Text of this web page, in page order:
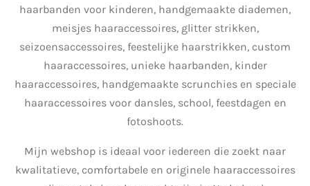
haarbanden voor kinderen, handgemaakte diademen,
meisjes haaraccessoires, glitter strikken,
seizoensaccessoires, feestelijke haarstrikken, custom
haaraccessoires, unieke haarbanden, kinder
haaraccessoires, handgemaakte scrunchies en speciale
haaraccessoires voor dansles, school, feestdagen en
fotoshoots.
Mijn webshop is ideaal voor iedereen die zoekt naar
kwalitatieve, comfortabele en originele haaraccessoires